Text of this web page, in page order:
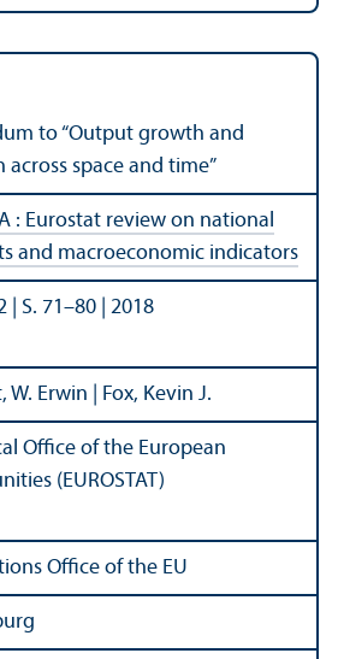
to “Output growth and
across space and time”
: Eurostat review on national
and macroeconomic indicators
| S. 71–80 | 2018
W. Erwin | Fox, Kevin J.
Office of the European
(EUROSTAT)
Office of the EU